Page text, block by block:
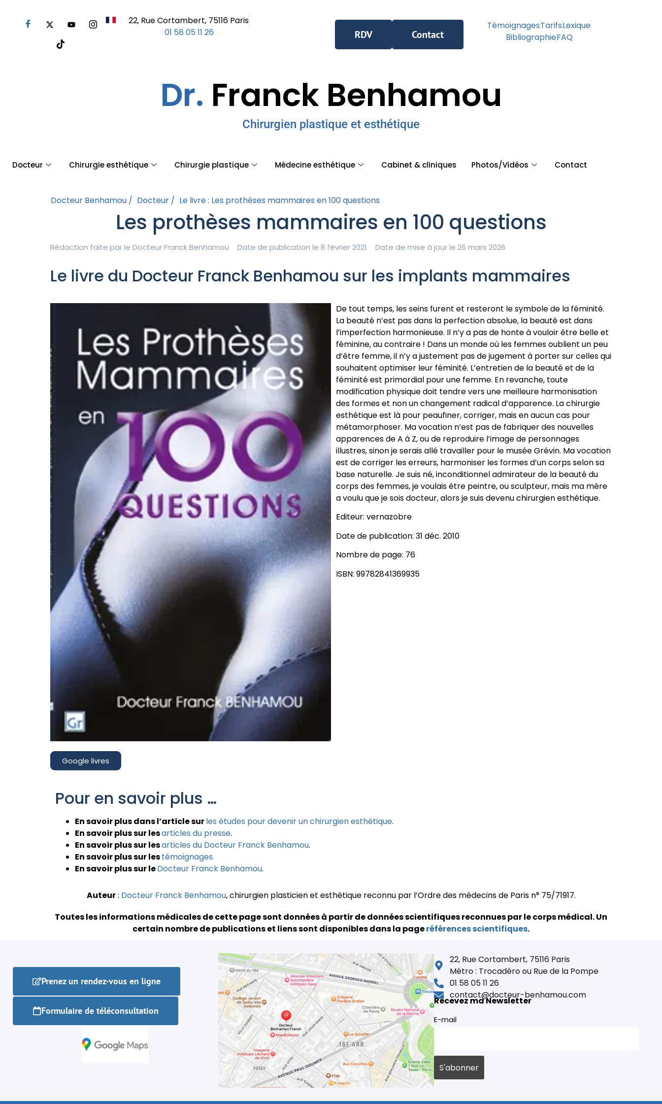
22, Rue Cortambert, 75116 Paris
01 58 05 11 26
RDV Contact
TémoignagesTarifsLexique
BibliographieFAQ
Dr. Franck Benhamou
Chirurgien plastique et esthétique
Docteur Chirurgie esthétique Chirurgie plastique Médecine esthétique Cabinet & cliniques Photos/Vidéos Contact
Docteur Benhamou / Docteur / Le livre : Les prothèses mammaires en 100 questions
Les prothèses mammaires en 100 questions
Rédaction faite par le Docteur Franck Benhamou Date de publication le 8 février 2021 Date de mise à jour le 26 mars 2026
Le livre du Docteur Franck Benhamou sur les implants mammaires
De tout temps, les seins furent et resteront le symbole de la féminité.
La beauté n’est pas dans la perfection absolue, la beauté est dans
l’imperfection harmonieuse. Il n’y a pas de honte à vouloir être belle et
féminine, au contraire ! Dans un monde où les femmes oublient un peu
d’être femme, il n’y a justement pas de jugement à porter sur celles qui
souhaitent optimiser leur féminité. L’entretien de la beauté et de la
féminité est primordial pour une femme. En revanche, toute
modification physique doit tendre vers une meilleure harmonisation
des formes et non un changement radical d’apparence. La chirurgie
esthétique est là pour peaufiner, corriger, mais en aucun cas pour
métamorphoser. Ma vocation n’est pas de fabriquer des nouvelles
apparences de A à Z, ou de reproduire l’image de personnages
illustres, sinon je serais allé travailler pour le musée Grévin. Ma vocation
est de corriger les erreurs, harmoniser les formes d’un corps selon sa
base naturelle. Je suis né, inconditionnel admirateur de la beauté du
corps des femmes, je voulais être peintre, ou sculpteur, mais ma mère
a voulu que je sois docteur, alors je suis devenu chirurgien esthétique.
Editeur: vernazobre
Date de publication: 31 déc. 2010
Nombre de page: 76
ISBN: 99782841369935
Google livres
Pour en savoir plus …
En savoir plus dans l’article surles études pour devenir un chirurgien esthétique.
En savoir plus sur lesarticles du presse.
En savoir plus sur lesarticles du Docteur Franck Benhamou.
En savoir plus sur lestémoignages.
En savoir plus sur leDocteur Franck Benhamou.
Auteur: Docteur Franck Benhamou, chirurgien plasticien et esthétique reconnu par l’Ordre des médecins de Paris n° 75/71917.
Toutes les informations médicales de cette page sont données à partir de données scientifiques reconnues par le corps médical.Un
certain nombre de publications et liens sont disponibles dans la pageréférences scientifiques.
Prenez un rendez-vous en ligne
Formulaire de téléconsultation
22, Rue Cortambert, 75116 Paris
Métro : Trocadéro ou Rue de la Pompe
01 58 05 11 26
contact@docteur-benhamou.com
Recevez ma Newsletter
E-mail